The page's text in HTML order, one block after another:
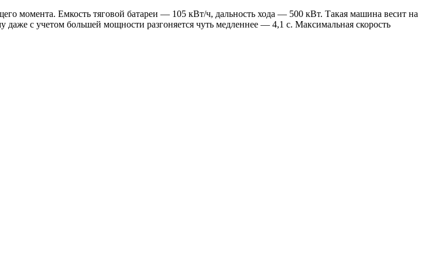
момента. Емкость тяговой батареи — 105 кВт/ч, дальность хода — 500 кВт. Такая машина весит на
с учетом большей мощности разгоняется чуть медленнее — 4,1 с. Максимальная скорость